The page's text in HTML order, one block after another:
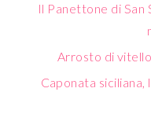
Il Panettone di San
Arrosto di
Caponata